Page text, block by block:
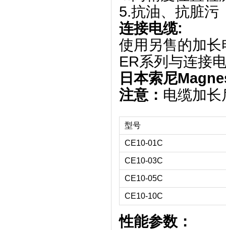
5.抗油、抗脏污
连接电缆:
使用另售的加
ER系列与连接
日本索尼
注意： 电缆加
型号
CE10-01C
CE10-03C
CE10-05C
CE10-10C
性能参数：